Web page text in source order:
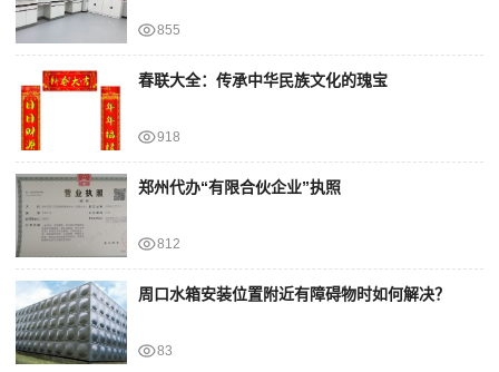
855
春联大全：传承中华民族文化的瑰宝
918
郑州代办“有限合伙企业”执照
812
周口水箱安装位置附近有障碍物时如何解决？
83